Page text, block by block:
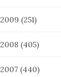
2009 (251)
2008 (405)
2007 (440)